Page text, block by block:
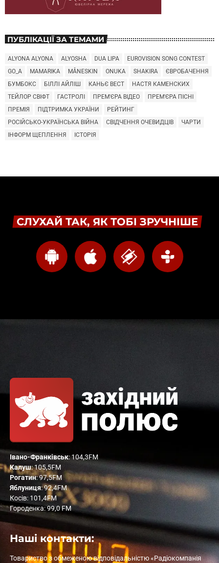
ПУБЛІКАЦІЇ ЗА ТЕМАМИ
ALYONA ALYONA ALYOSHA DUA LIPA
EUROVISION SONG CONTEST
GO_A
MAMARIKA MÅNESKIN ONUKA SHAKIRA
ЄВРОБАЧЕННЯ
БУМБОКС
БІЛЛІ АЙЛІШ КАНЬЄ ВЕСТ
НАСТЯ КАМЕНСКИХ
ТЕЙЛОР СВІФТ
ГАСТРОЛІ ПРЕМ'ЄРА ВІДЕО
ПРЕМ'ЄРА ПІСНІ
ПРЕМІЯ
ПІДТРИМКА УКРАЇНИ
РЕЙТИНГ
РОСІЙСЬКО-УКРАЇНСЬКА ВІЙНА
СВІДЧЕННЯ ОЧЕВИДЦІВ
ЧАРТИ
ІНФОРМ ЩЕПЛЕННЯ
ІСТОРІЯ
СЛУХАЙ ТАК, ЯК ТОБІ ЗРУЧНІШЕ
Івано-Франківськ: 104,3FM
Калуш: 105,5FM
Рогатин: 97,5FM
Яблуниця: 92,4FM
Косів: 101,4FM
Городенка: 99,0 FM
Наші контакти:
Товариство з обмеженою відповідальністю «Радіокомпанія